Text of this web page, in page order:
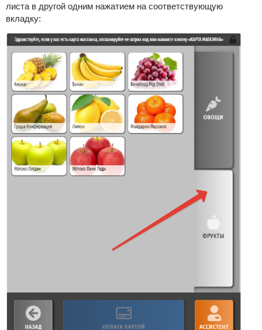
листа в другой одним нажатием на соответствующую
вкладку: